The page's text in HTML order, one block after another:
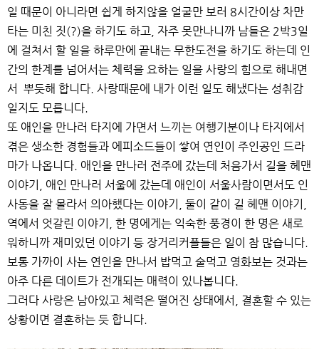
일 때문이 아니라면 쉽게 하지않을 얼굴만 보러 8시간이상 차만
타는 미친 짓(?)을 하기도 하고, 자주 못만나니까 남들은 2박3일
에 걸쳐서 할 일을 하루만에 끝내는 무한도전을 하기도 하는데 인
간의 한계를 넘어서는 체력을 요하는 일을 사랑의 힘으로 해내면
서 뿌듯해 합니다. 사랑때문에 내가 이런 일도 해냈다는 성취감
일지도 모릅니다.
또 애인을 만나러 타지에 가면서 느끼는 여행기분이나 타지에서
겪은 생소한 경험들과 에피소드들이 쌓여 연인이 주인공인 드라
마가 나옵니다. 애인을 만나러 전주에 갔는데 처음가서 길을 헤맨
이야기, 애인 만나러 서울에 갔는데 애인이 서울사람이면서도 인
사동을 잘 몰라서 의아했다는 이야기, 둘이 같이 길 헤맨 이야기,
역에서 엇갈린 이야기, 한 명에게는 익숙한 풍경이 한 명은 새로
워하니까 재미있던 이야기 등 장거리커플들은 일이 참 많습니다.
보통 가까이 사는 연인을 만나서 밥먹고 술먹고 영화보는 것과는
아주 다른 데이트가 전개되는 매력이 있나봅니다.
그러다 사랑은 남아있고 체력은 떨어진 상태에서, 결혼할 수 있는
상황이면 결혼하는 듯 합니다.